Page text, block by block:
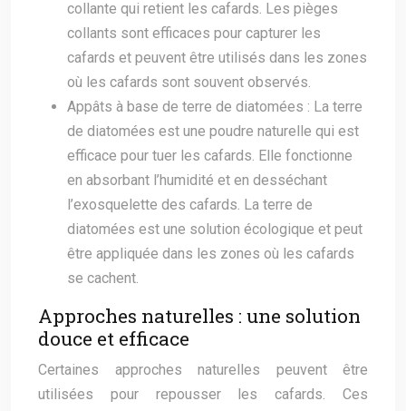
collante qui retient les cafards. Les pièges
collants sont efficaces pour capturer les
cafards et peuvent être utilisés dans les zones
où les cafards sont souvent observés.
Appâts à base de terre de diatomées : La terre
de diatomées est une poudre naturelle qui est
efficace pour tuer les cafards. Elle fonctionne
en absorbant l’humidité et en desséchant
l’exosquelette des cafards. La terre de
diatomées est une solution écologique et peut
être appliquée dans les zones où les cafards
se cachent.
Approches naturelles : une solution
douce et efficace
Certaines approches naturelles peuvent être
utilisées pour repousser les cafards. Ces